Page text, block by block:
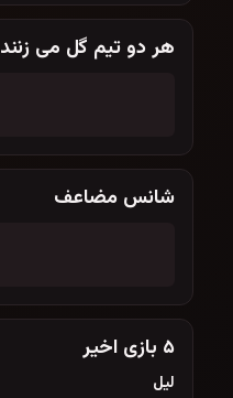
هر دو تیم گل می زنند
شانس مضاعف
۵ بازی اخیر
لیل